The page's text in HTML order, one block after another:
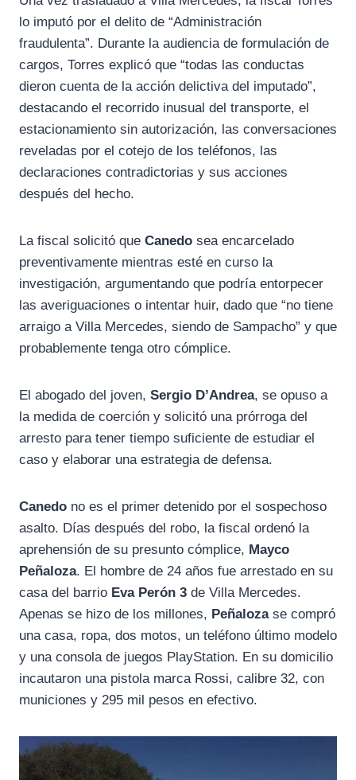
lo imputó por el delito de “Administración
fraudulenta”. Durante la audiencia de formulación de
cargos, Torres explicó que “todas las conductas
dieron cuenta de la acción delictiva del imputado”,
destacando el recorrido inusual del transporte, el
estacionamiento sin autorización, las conversaciones
reveladas por el cotejo de los teléfonos, las
declaraciones contradictorias y sus acciones
después del hecho.
La fiscal solicitó que Canedo sea encarcelado
preventivamente mientras esté en curso la
investigación, argumentando que podría entorpecer
las averiguaciones o intentar huir, dado que “no tiene
arraigo a Villa Mercedes, siendo de Sampacho” y que
probablemente tenga otro cómplice.
El abogado del joven, Sergio D’Andrea, se opuso a
la medida de coerción y solicitó una prórroga del
arresto para tener tiempo suficiente de estudiar el
caso y elaborar una estrategia de defensa.
Canedo no es el primer detenido por el sospechoso
asalto. Días después del robo, la fiscal ordenó la
aprehensión de su presunto cómplice, Mayco
Peñaloza. El hombre de 24 años fue arrestado en su
casa del barrio Eva Perón 3 de Villa Mercedes.
Apenas se hizo de los millones, Peñalozase compró
una casa, ropa, dos motos, un teléfono último modelo
y una consola de juegos PlayStation. En su domicilio
incautaron una pistola marca Rossi, calibre 32, con
municiones y 295 mil pesos en efectivo.